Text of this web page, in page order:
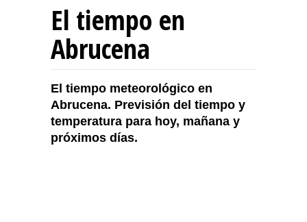
El tiempo en
Abrucena
El tiempo meteorológico en
Abrucena. Previsión del tiempo y
temperatura para hoy, mañana y
próximos días.